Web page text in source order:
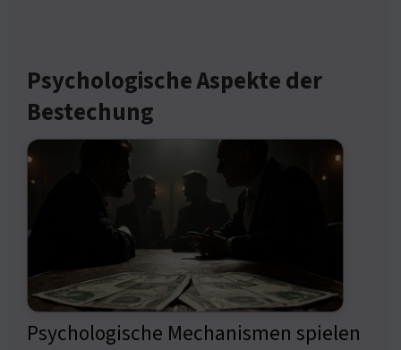
Psychologische Aspekte der
Bestechung
Psychologische Mechanismen spielen